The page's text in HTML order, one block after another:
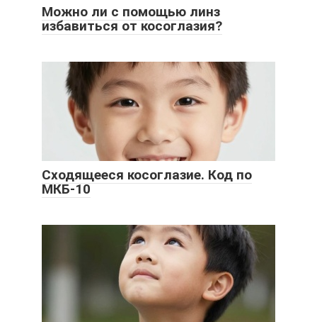
Можно ли с помощью линз
избавиться от косоглазия?
Сходящееся косоглазие. Код по
МКБ-10